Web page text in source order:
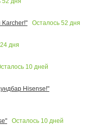
Осталось 52 дня
24 дня
10 дней
Hisense!"
Осталось 10 дней